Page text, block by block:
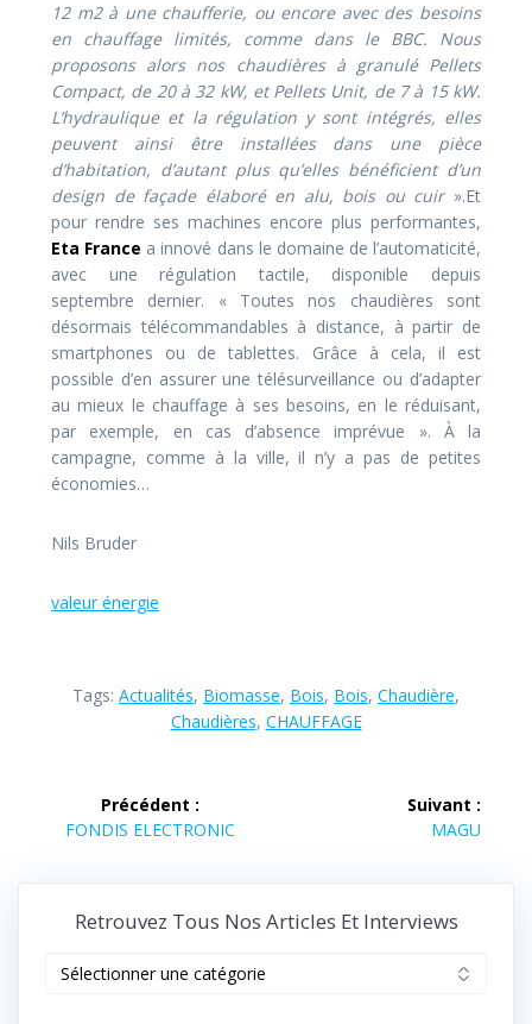
12 m2 à une chaufferie, ou encore avec des besoins
en chauffage limités, comme dans le BBC. Nous
proposons alors nos chaudières à granulé Pellets
Compact, de 20 à 32 kW, et Pellets Unit, de 7 à 15 kW.
L’hydraulique et la régulation y sont intégrés, elles
peuvent ainsi être installées dans une pièce
d’habitation, d’autant plus qu’elles bénéficient d’un
design de façade élaboré en alu, bois ou cuir ».Et
pour rendre ses machines encore plus performantes,
Eta France a innové dans le domaine de l’automaticité,
avec une régulation tactile, disponible depuis
septembre dernier. « Toutes nos chaudières sont
désormais télécommandables à distance, à partir de
smartphones ou de tablettes. Grâce à cela, il est
possible d’en assurer une télésurveillance ou d’adapter
au mieux le chauffage à ses besoins, en le réduisant,
par exemple, en cas d’absence imprévue ». À la
campagne, comme à la ville, il n’y a pas de petites
économies…
Nils Bruder
valeur énergie
Tags: Actualités, Biomasse, Bois, Bois, Chaudière,
Chaudières, CHAUFFAGE
Navigation
Précédent :
Article
FONDIS ELECTRONIC
Suivant :
Article
MAGU
Retrouvez Tous Nos Articles Et Interviews